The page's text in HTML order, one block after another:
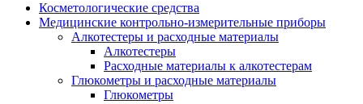
Косметологические средства
Медицинские контрольно-измерительные приборы
Алкотестеры и расходные материалы
Алкотестеры
Расходные материалы к алкотестерам
Глюкометры и расходные материалы
Глюкометры